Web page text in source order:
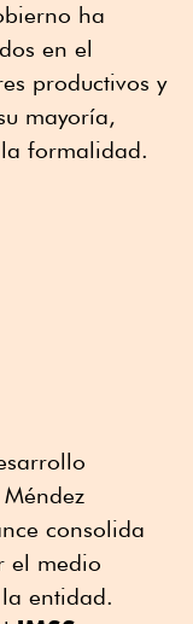
ha
en el
productivos y
mayoría,
formalidad.
consolida
el medio
entidad.